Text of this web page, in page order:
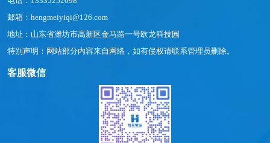
邮箱：hengmeiyiqi@126.com
地址：山东省潍坊市高新区金马路一号欧龙科技园
特别声明：网站部分内容来自网络，如有侵权请联系管理员删除。
客服微信